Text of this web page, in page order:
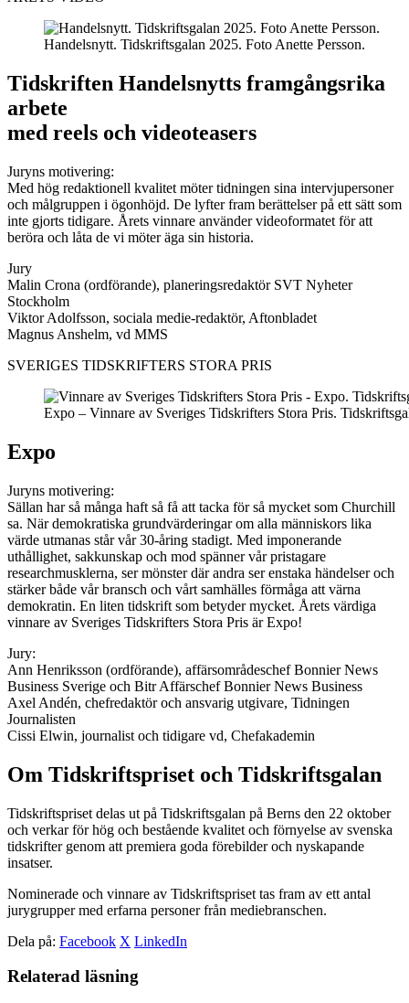
Handelsnytt. Tidskriftsgalan 2025. Foto Anette Persson.
Tidskriften Handelsnytts framgångsrika
arbete
med reels och videoteasers
Juryns motivering:
Med hög redaktionell kvalitet möter tidningen sina intervjupersoner
och målgruppen i ögonhöjd. De lyfter fram berättelser på ett sätt som
inte gjorts tidigare. Årets vinnare använder videoformatet för att
beröra och låta de vi möter äga sin historia.
Jury
Malin Crona (ordförande), planeringsredaktör SVT Nyheter
Stockholm
Viktor Adolfsson, sociala medie-redaktör, Aftonbladet
Magnus Anshelm, vd MMS
SVERIGES TIDSKRIFTERS STORA PRIS
Expo – Vinnare av Sveriges Tidskrifters Stora Pris.
Expo
Juryns motivering:
Sällan har så många haft så få att tacka för så mycket som Churchill
sa. När demokratiska grundvärderingar om alla människors lika
värde utmanas står vår 30-åring stadigt. Med imponerande
uthållighet, sakkunskap och mod spänner vår pristagare
researchmusklerna, ser mönster där andra ser enstaka händelser och
stärker både vår bransch och vårt samhälles förmåga att värna
demokratin. En liten tidskrift som betyder mycket. Årets värdiga
vinnare av Sveriges Tidskrifters Stora Pris är Expo!
Jury:
Ann Henriksson (ordförande), affärsområdeschef Bonnier News
Business Sverige och Bitr Affärschef Bonnier News Business
Axel Andén, chefredaktör och ansvarig utgivare, Tidningen
Journalisten
Cissi Elwin, journalist och tidigare vd, Chefakademin
Om Tidskriftspriset och Tidskriftsgalan
Tidskriftspriset delas ut på Tidskriftsgalan på Berns den 22 oktober
och verkar för hög och bestående kvalitet och förnyelse av svenska
tidskrifter genom att premiera goda förebilder och nyskapande
insatser.
Nominerade och vinnare av Tidskriftspriset tas fram av ett antal
jurygrupper med erfarna personer från mediebranschen.
Dela på: Facebook X LinkedIn
Relaterad läsning